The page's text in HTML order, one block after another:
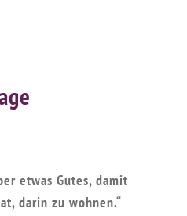
etwas Gutes, damit
darin zu wohnen.“